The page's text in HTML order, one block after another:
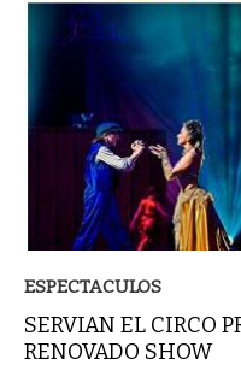
ESPECTACULOS
SERVIAN EL CIRCO
RENOVADO SHOW